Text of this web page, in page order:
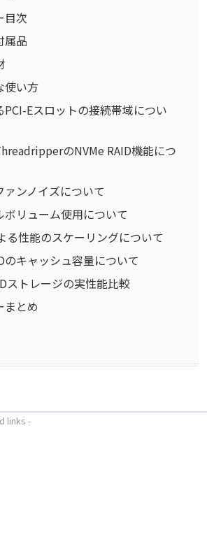
次
属品
使い方
Eスロットの接続帯域につい
のNVMe RAID機能につ
ンノイズについて
リューム使用について
性能のスケーリングについて
キャッシュ容量について
ストレージの実性能比較
とめ
links -